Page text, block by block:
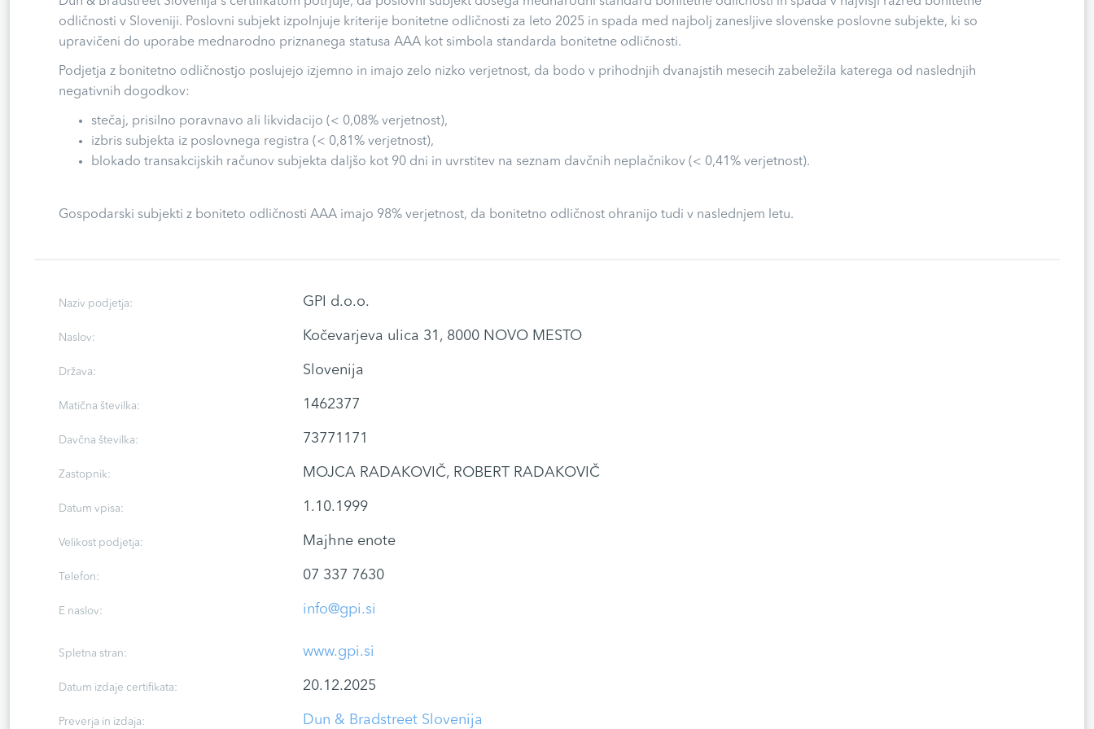
odličnosti v Sloveniji. Poslovni subjekt izpolnjuje kriterije bonitetne odličnosti za leto 2025 in spada med najbolj zanesljive slovenske poslovne subjekte, ki so
upravičeni do uporabe mednarodno priznanega statusa AAA kot simbola standarda bonitetne odličnosti.
Podjetja z bonitetno odličnostjo poslujejo izjemno in imajo zelo nizko verjetnost, da bodo v prihodnjih dvanajstih mesecih zabeležila katerega od naslednjih
negativnih dogodkov:
stečaj, prisilno poravnavo ali likvidacijo (< 0,08% verjetnost),
izbris subjekta iz poslovnega registra (< 0,81% verjetnost),
blokado transakcijskih računov subjekta daljšo kot 90 dni in uvrstitev na seznam davčnih neplačnikov (< 0,41% verjetnost).
Gospodarski subjekti z boniteto odličnosti AAA imajo 98% verjetnost, da bonitetno odličnost ohranijo tudi v naslednjem letu.
Naziv podjetja: GPI d.o.o.
Naslov: Kočevarjeva ulica 31, 8000 NOVO MESTO
Država: Slovenija
Matična številka: 1462377
Davčna številka: 73771171
Zastopnik: MOJCA RADAKOVIČ, ROBERT RADAKOVIČ
Datum vpisa: 1.10.1999
Velikost podjetja: Majhne enote
Telefon: 07 337 7630
E naslov: info@gpi.si
Spletna stran: www.gpi.si
Datum izdaje certifikata: 20.12.2025
Preverja in izdaja: Dun & Bradstreet Slovenija